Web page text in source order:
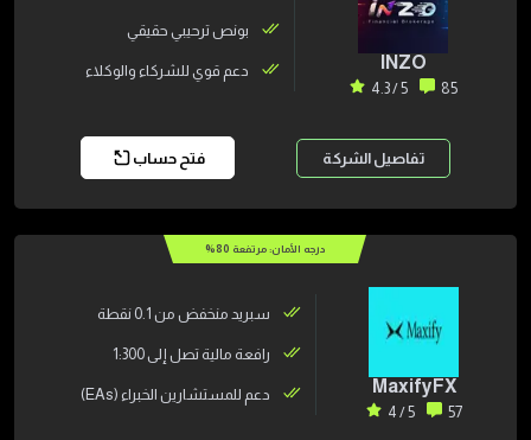
INZO
85
5 / 4.3
بونص ترحيبي حقيقي
دعم قوي للشركاء والوكلاء
فتح حساب تفاصيل الشركة
درجه الأمان: مرتفعة 80
%
MaxifyFX
57
5 / 4
سبريد منخفض من 0.1 نقطة
رافعة مالية تصل إلى 1:300
دعم للمستشارين الخبراء (EAs)